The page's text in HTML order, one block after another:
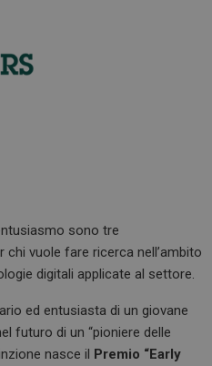
sono tre
vuole fare ricerca nell’ambito
digitali applicate al settore.
ed entusiasta di un giovane
futuro di un “pioniere delle
nasce il Premio “Early